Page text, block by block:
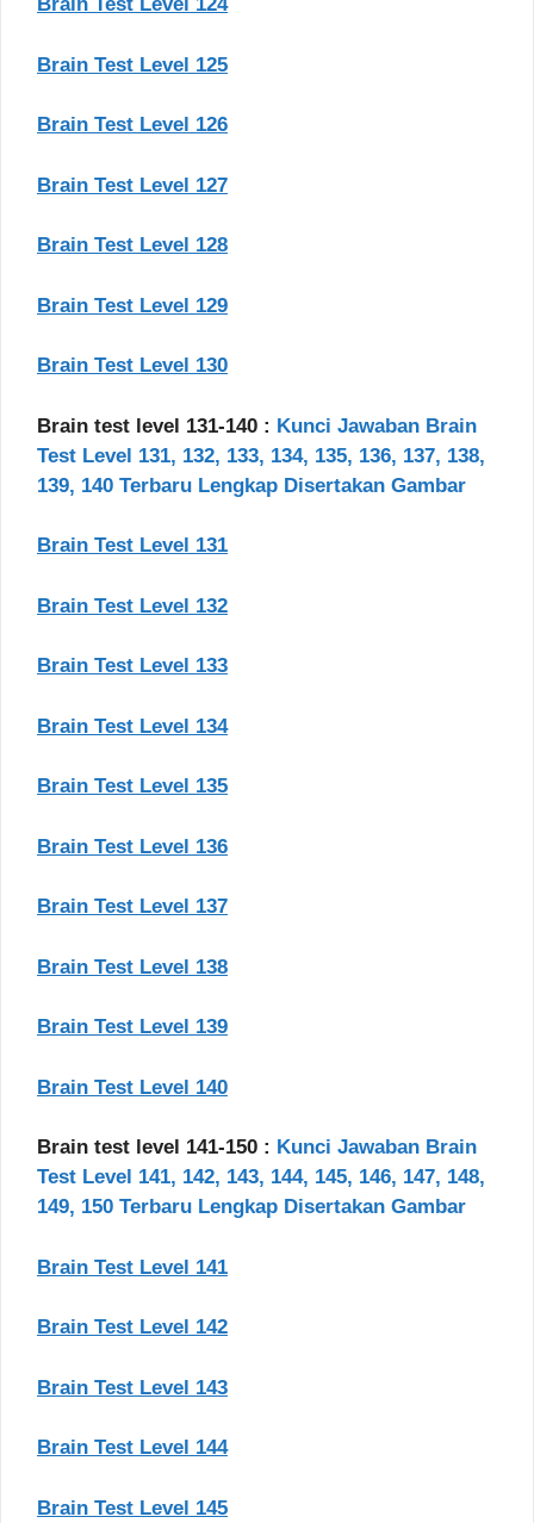
Brain Test Level 125
Brain Test Level 126
Brain Test Level 127
Brain Test Level 128
Brain Test Level 129
Brain Test Level 130
Brain test level 131-140 : Kunci Jawaban Brain
Test Level 131, 132, 133, 134, 135, 136, 137, 138,
139, 140 Terbaru Lengkap Disertakan Gambar
Brain Test Level 131
Brain Test Level 132
Brain Test Level 133
Brain Test Level 134
Brain Test Level 135
Brain Test Level 136
Brain Test Level 137
Brain Test Level 138
Brain Test Level 139
Brain Test Level 140
Brain test level 141-150 : Kunci Jawaban Brain
Test Level 141, 142, 143, 144, 145, 146, 147, 148,
149, 150 Terbaru Lengkap Disertakan Gambar
Brain Test Level 141
Brain Test Level 142
Brain Test Level 143
Brain Test Level 144
Brain Test Level 145